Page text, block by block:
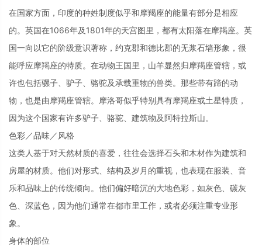
在国家方面，印度的种姓制度似乎和摩羯座的能量有部分是相应
的。英国在1066年及1801年的天宫图里，都有太阳落在摩羯座。英
国一向以它的阶级意识著称，约克郡和德比郡的无浆石墙形象，很
能呼应摩羯座的特质。在动物王国里，山羊显然归摩羯座管辖，或
许也包括骡子、驴子、骆驼及承载重物的兽类。那些带有蹄的动
物，也是由摩羯座管辖。摩洛哥似乎特别具有摩羯座或土星特质，
因为这个国家有许多驴子、骆驼、建筑物及阿特拉斯山。
色彩／品味／风格
这类人基于对天然材质的喜爱，往往会选择石头和木材作为建筑和
房屋的材质。他们对形式、结构及岁月的重视，也表现在服装、音
乐和品味上的传统倾向。他们偏好暗沉的大地色彩，如灰色、碳灰
色、深蓝色，因为他们通常在都市里工作，或者必须注重专业形
象。
身体的部位